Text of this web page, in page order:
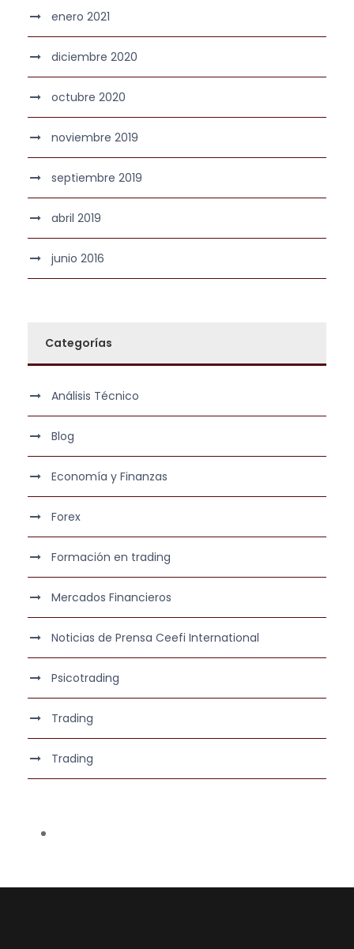
enero 2021
diciembre 2020
octubre 2020
noviembre 2019
septiembre 2019
abril 2019
junio 2016
Categorías
Análisis Técnico
Blog
Economía y Finanzas
Forex
Formación en trading
Mercados Financieros
Noticias de Prensa Ceefi International
Psicotrading
Trading
Trading